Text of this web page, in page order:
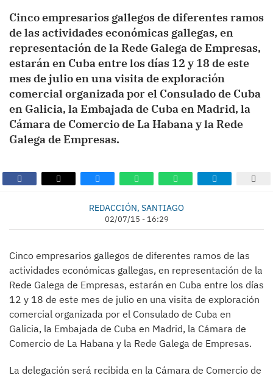
Cinco empresarios gallegos de diferentes ramos
de las actividades económicas gallegas, en
representación de la Rede Galega de Empresas,
estarán en Cuba entre los días 12 y 18 de este
mes de julio en una visita de exploración
comercial organizada por el Consulado de Cuba
en Galicia, la Embajada de Cuba en Madrid, la
Cámara de Comercio de La Habana y la Rede
Galega de Empresas.
REDACCIÓN, SANTIAGO
02/07/15 - 16:29
Cinco empresarios gallegos de diferentes ramos de las
actividades económicas gallegas, en representación de la
Rede Galega de Empresas, estarán en Cuba entre los días
12 y 18 de este mes de julio en una visita de exploración
comercial organizada por el Consulado de Cuba en
Galicia, la Embajada de Cuba en Madrid, la Cámara de
Comercio de La Habana y la Rede Galega de Empresas.
La delegación será recibida en la Cámara de Comercio de